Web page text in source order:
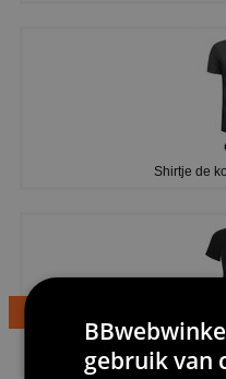
Shirtje de
Dames v
gebruik van